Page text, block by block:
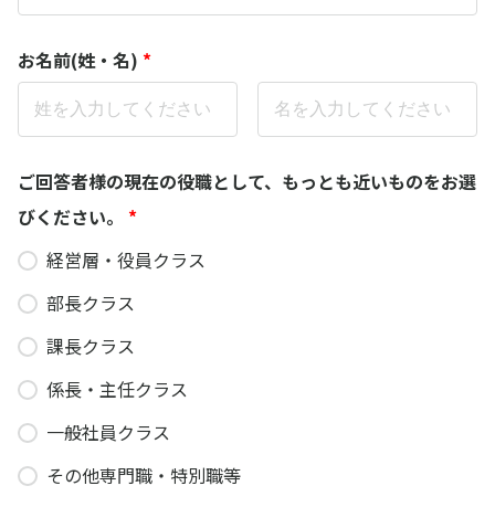
お名前(姓・名) *
ご回答者様の現在の役職として、もっとも近いものをお選
びください。
*
経営層・役員クラス
部長クラス
課長クラス
係長・主任クラス
一般社員クラス
その他専門職・特別職等